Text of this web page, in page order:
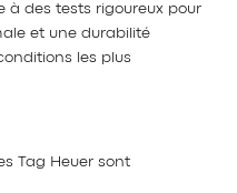
à des tests rigoureux pour
et une durabilité
les plus
Tag Heuer sont